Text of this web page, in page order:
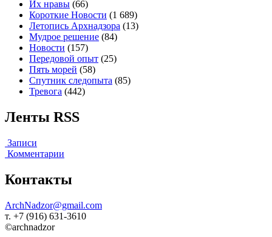
Их нравы (66)
Короткие Новости (1 689)
Летопись Архнадзора (13)
Мудрое решение (84)
Новости (157)
Передовой опыт (25)
Пять морей (58)
Спутник следопыта (85)
Тревога (442)
Ленты RSS
Записи
Комментарии
Контакты
ArchNadzor@gmail.com
т. +7 (916) 631-3610
©archnadzor